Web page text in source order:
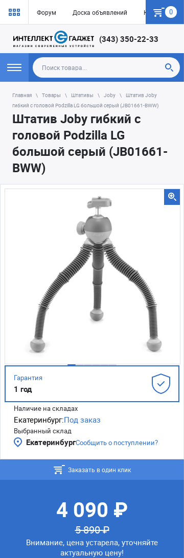
Форум Доска объявлений Как купить
0
(343) 350-22-33
Главная Товары Штативы Joby
Штатив Joby
гибкий с головой Podzilla LG большой серый (JB01661-BWW)
Штатив Joby гибкий с
головой Podzilla LG
большой серый (JB01661-
BWW)
Гарантия
1 год
Наличие на складах
Екатеринбург:Под заказ
Выбранный склад
ЕкатеринбургСообщить о поступлении?
Заказать в один клик
4 090 ₽
5 890 ₽
Внимание, цена устарела, уточняйте
актуальную цену!